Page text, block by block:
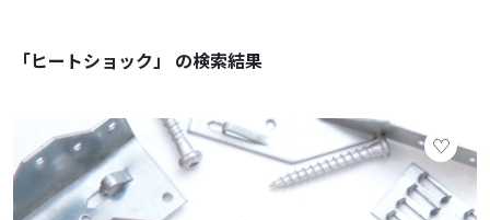
「ヒートショック」 の検索結果